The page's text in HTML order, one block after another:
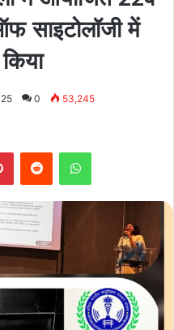
साइटोलॉजी में
0 53,245
PinterestReddit WhatsApp